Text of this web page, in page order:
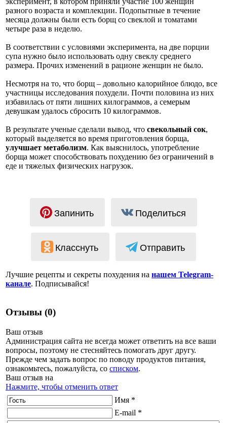
разного возраста и комплекции. Подопытные в течение
месяца должны были есть борщ со свеклой и томатами
четыре раза в неделю.
В соответствии с условиями эксперимента, на две порции
супа нужно было использовать одну свеклу среднего
размера. Прочих изменений в рационе женщин не было.
Несмотря на то, что борщ – довольно калорийное блюдо, все
участницы исследования похудели. Почти половина из них
избавилась от пяти лишних килограммов, а семерым
девушкам удалось сбросить 10 килограммов.
В результате ученые сделали вывод, что свекольный сок,
который выделяется во время приготовления борща,
улучшает метаболизм. Как выяснилось, употребление
борща может способствовать похудению без ограничений в
еде и тяжелых физических нагрузок.
Запинить Поделиться
Класснуть Отправить
Лучшие рецепты и секреты похудения на нашем Telegram-
канале. Подписывайся!
Отзывы (0)
Ваш отзыв
Администрация сайта не всегда может ответить на все ваши
вопросы, поэтому не стесняйтесь помогать друг другу.
Прежде чем задать вопрос по поводу продуктов питания,
ознакомьтесь, пожалуйста, со списком.
Ваш отзыв на
Нажмите, чтобы отменить ответ
Имя *
E-mail *